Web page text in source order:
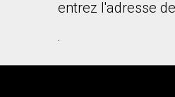
entrez l'adresse
.